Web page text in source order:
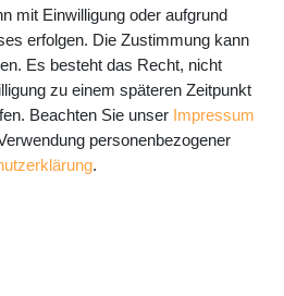
- Keine Angebote
verpassen!
ich die
kann ich jederzeit
mit Einwilligung oder aufgrund
erfolgen. Die Zustimmung kann
Es besteht das Recht, nicht
zu einem späteren Zeitpunkt
Beachten Sie unser Impressum
personenbezogener
.